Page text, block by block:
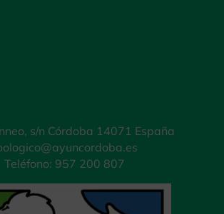
s/n Córdoba 14071 España
Teléfono: 957 200 807